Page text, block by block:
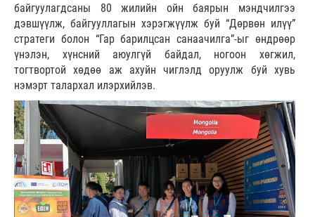
байгуулагдсаны 80 жилийн ойн баярын мэндчилгээ
дэвшүүлж, байгууллагын хэрэгжүүлж буй “Дөрвөн илүү”
стратеги болон “Гар барилцсан санаачилга”-ыг өндрөөр
үнэлэн, хүнсний аюулгүй байдал, ногоон хөгжил,
тогтвортой хөдөө аж ахуйн чиглэлд оруулж буй хувь
нэмэрт талархал илэрхийлэв.